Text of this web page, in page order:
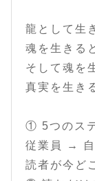
龍として生
魂を生きる
そして魂を
真実を生き
① 5つのス
従業員 →
読者が今ど